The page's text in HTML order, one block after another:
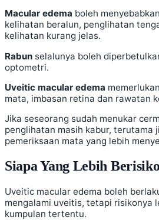
Macular edema boleh
kelihatan beralun, penglihatan
kelihatan kurang jelas.
Rabun selalunya boleh
optometri.
Uveitic macular edema
mata, imbasan retina dan rawatan
Jika seseorang sudah menukar
penglihatan masih kabur, terutama
pemeriksaan mata yang lebih
Siapa Yang Lebih
Uveitic macular edema boleh
mengalami uveitis, tetapi risikonya
kumpulan tertentu.